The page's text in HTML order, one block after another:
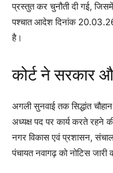
प्रस्तुत कर चुनौती दी गई, जिसमें
पश्चात आदेश दिनांक
है।
कोर्ट ने सरकार
अगली सुनवाई तक सिद्धांत
अध्यक्ष पद पर कार्य करते रहने
नगर विकास एवं प्रशासन,
पंचायत नवागढ़ को नोटिस जारी